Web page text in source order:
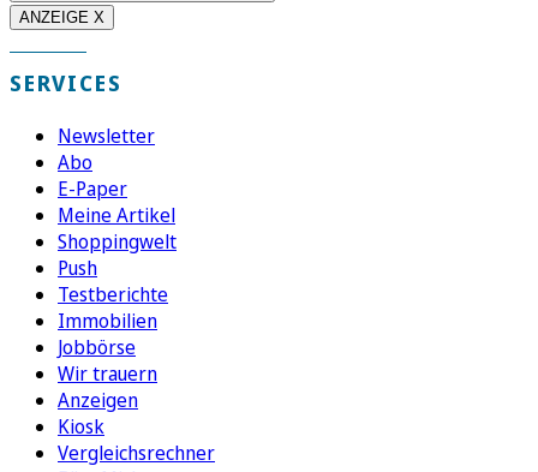
ANZEIGE X
SERVICES
Newsletter
Abo
E-Paper
Meine Artikel
Shoppingwelt
Push
Testberichte
Immobilien
Jobbörse
Wir trauern
Anzeigen
Kiosk
Vergleichsrechner